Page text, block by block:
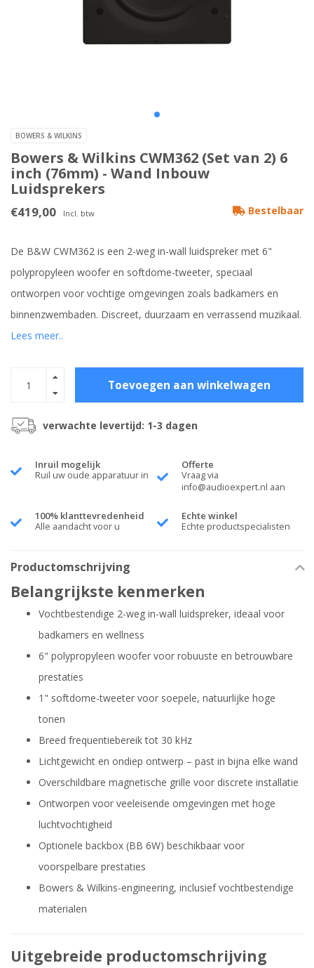
BOWERS & WILKINS
Bowers & Wilkins CWM362 (Set van 2) 6
inch (76mm) - Wand Inbouw
Luidsprekers
€419,00 Incl. btw Bestelbaar
De B&W CWM362 is een 2-weg in-wall luidspreker met 6"
polypropyleen woofer en softdome-tweeter, speciaal
ontworpen voor vochtige omgevingen zoals badkamers en
binnenzwembaden. Discreet, duurzaam en verrassend muzikaal.
Lees meer..
Toevoegen aan winkelwagen
verwachte levertijd: 1-3 dagen
Inruil mogelijk
Ruil uw oude apparatuur in
Offerte
Vraag via
info@audioexpert.nl aan
100% klanttevredenheid
Alle aandacht voor u
Echte winkel
Echte productspecialisten
Productomschrijving
Belangrijkste kenmerken
Vochtbestendige 2-weg in-wall luidspreker, ideaal voor
badkamers en wellness
6" polypropyleen woofer voor robuuste en betrouwbare
prestaties
1" softdome-tweeter voor soepele, natuurlijke hoge
tonen
Breed frequentiebereik tot 30 kHz
Lichtgewicht en ondiep ontwerp – past in bijna elke wand
Overschildbare magnetische grille voor discrete installatie
Ontworpen voor veeleisende omgevingen met hoge
luchtvochtigheid
Optionele backbox (BB 6W) beschikbaar voor
voorspelbare prestaties
Bowers & Wilkins-engineering, inclusief vochtbestendige
materialen
Uitgebreide productomschrijving